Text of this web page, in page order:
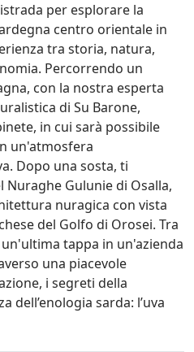
per esplorare la
centro orientale in
tra storia, natura,
Percorrendo un
con la nostra esperta
di Su Barone,
in cui sarà possibile
un'atmosfera
Dopo una sosta, ti
Gulunie di Osalla,
nuragica con vista
del Golfo di Orosei. Tra
tappa in un'azienda
una piacevole
i segreti della
dell’enologia sarda: l’uva